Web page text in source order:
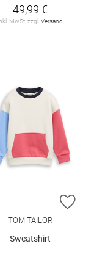
49,99 €
MwSt. zzgl. Versand
HINZUFÜGEN
ZUR
TOM TAILOR
Sweatshirt